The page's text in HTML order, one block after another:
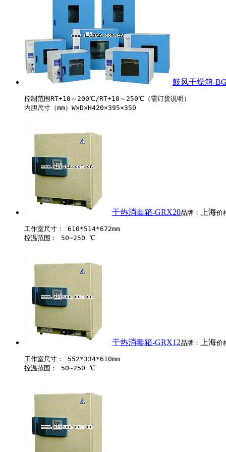
鼓风干燥箱-
控制范围RT+10～200℃/RT+10～250℃（需订货说明）
干热消毒箱-GRX20品牌： 上海价
工作室尺寸： 610*514*672mm
干热消毒箱-GRX12品牌： 上海价
工作室尺寸： 552*334*610mm